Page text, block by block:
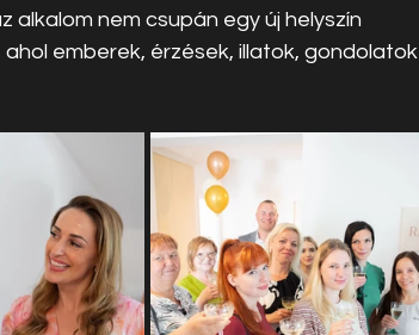
alkalom nem csupán egy új helyszín
emberek, érzések, illatok, gondolatok